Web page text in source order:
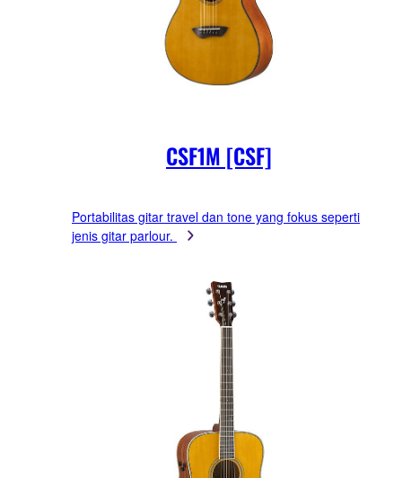
CSF1M [CSF]
Portabilitas gitar travel dan tone yang fokus seperti
jenis gitar parlour.